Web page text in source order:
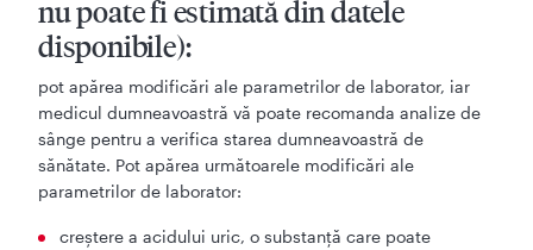
nu poate fi estimată din datele
disponibile):
pot apărea modificări ale parametrilor de laborator, iar
medicul dumneavoastră vă poate recomanda analize de
sânge pentru a verifica starea dumneavoastră de
sănătate. Pot apărea următoarele modificări ale
parametrilor de laborator:
creştere a acidului uric, o substanţă care poate